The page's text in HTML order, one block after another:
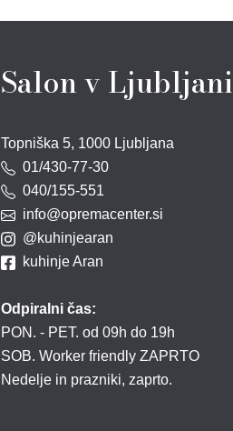
Salon v Ljubljani
Topniška 5, 1000 Ljubljana
01/430-77-30
040/155-551
info@opremacenter.si
@kuhinjearan
kuhinje Aran
Odpiralni čas:
PON. - PET. od 09h do 19h
SOB. Worker friendly ZAPRTO
Nedelje in prazniki, zaprto.